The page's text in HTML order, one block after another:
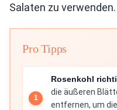
Salaten zu verwenden.
Pro Tipps
Rosenkohl
die äußeren
entfernen, um